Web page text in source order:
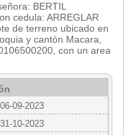
BERTIL
cedula: ARREGLAR
de terreno ubicado en
y cantón Macara,
con un area
06-09-2023
31-10-2023